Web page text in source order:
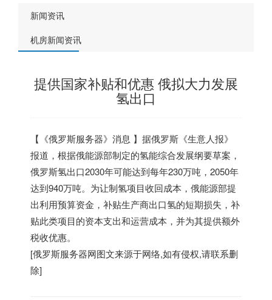
新闻资讯
机房新闻资讯
提供国家补贴和优惠 俄拟大力发展
氢出口
【《俄罗斯服务器》消息 】据俄罗斯《生意人报》
报道，根据俄能源部制定的氢能综合发展纲要草案，
俄罗斯氢出口2030年可能达到每年230万吨，2050年
达到940万吨。为让制氢项目收回成本，俄能源部提
出利用预算资金，补贴生产商出口氢的短期损失，补
贴此类项目的资本支出和运营成本，并为其提供额外
税收优惠。
[俄罗斯服务器网图文来源于网络,如有侵权,请联系删
除]